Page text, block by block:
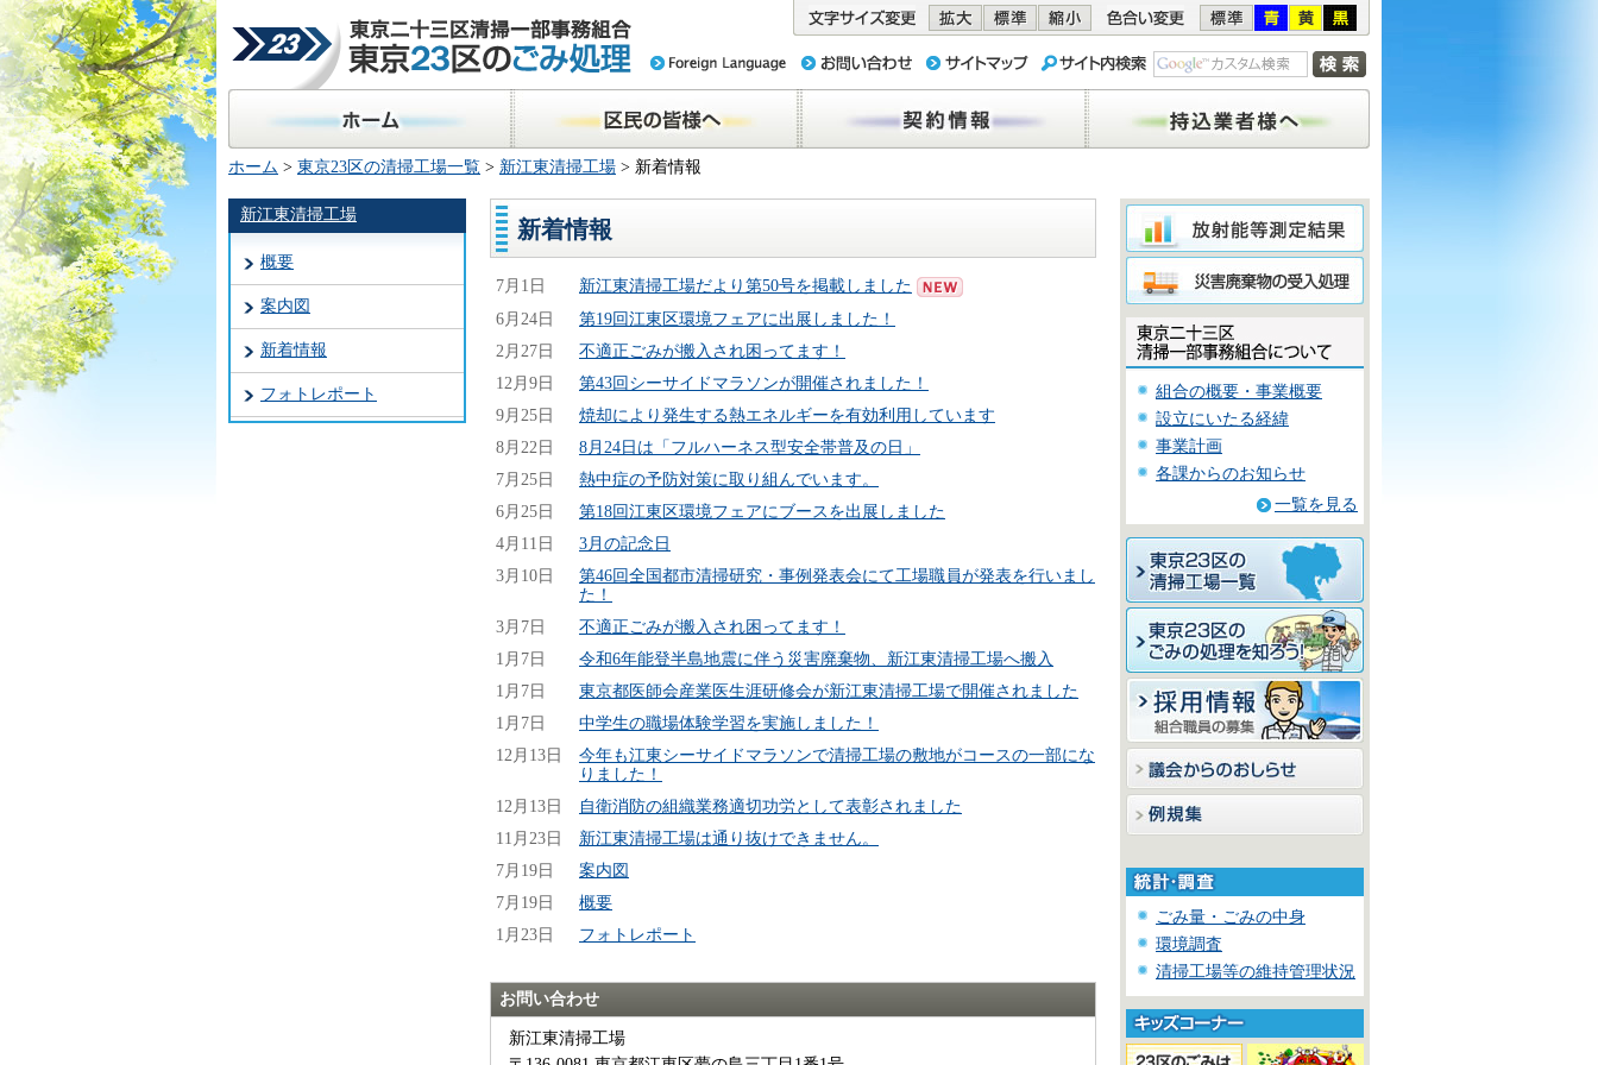
東京二十三区清掃一部事務組合 東京
23区のごみ処理
ホーム 区民の皆様へ 契約情報 持込業者様へ
ホーム > 東京23区の清掃工場一覧 > 新江東清掃工場 > 新着情報
新江東清掃工場
概要
案内図
新着情報
フォトレポート
新着情報
7月1日
新江東清掃工場だより第50号を掲載しました
6月24日
第19回江東区環境フェアに出展しました！
2月27日
不適正ごみが搬入され困ってます！
12月9日
第43回シーサイドマラソンが開催されました！
9月25日
焼却により発生する熱エネルギーを有効利用しています
8月22日
8月24日は「フルハーネス型安全帯普及の日」
7月25日
熱中症の予防対策に取り組んでいます。
6月25日
第18回江東区環境フェアにブースを出展しました
4月11日
3月の記念日
3月10日
第46回全国都市清掃研究・事例発表会にて工場職員が発表を行いまし
た！
3月7日
不適正ごみが搬入され困ってます！
1月7日
令和6年能登半島地震に伴う災害廃棄物、新江東清掃工場へ搬入
1月7日
東京都医師会産業医生涯研修会が新江東清掃工場で開催されました
1月7日
中学生の職場体験学習を実施しました！
12月13日
今年も江東シーサイドマラソンで清掃工場の敷地がコースの一部にな
りました！
12月13日
自衛消防の組織業務適切功労として表彰されました
11月23日
新江東清掃工場は通り抜けできません。
7月19日
案内図
7月19日
概要
1月23日
フォトレポート
お問い合わせ
新江東清掃工場
組合の概要・事業概要
設立にいたる経緯
事業計画
各課からのお知らせ
一覧を見る
ごみ量・ごみの中身
環境調査
清掃工場等の維持管理状況